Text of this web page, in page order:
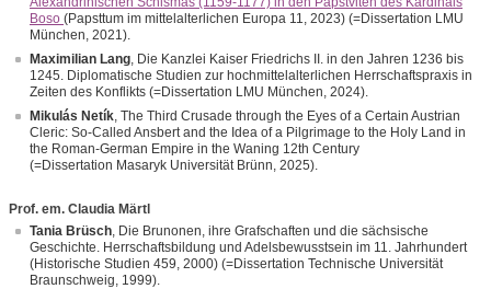
Boso (Papsttum im mittelalterlichen Europa 11, 2023) (=Dissertation LMU
München, 2021).
Maximilian Lang, Die Kanzlei Kaiser Friedrichs II. in den Jahren 1236 bis
1245. Diplomatische Studien zur hochmittelalterlichen Herrschaftspraxis in
Zeiten des Konflikts (=Dissertation LMU München, 2024).
Mikulás Netík, The Third Crusade through the Eyes of a Certain Austrian
Cleric: So-Called Ansbert and the Idea of a Pilgrimage to the Holy Land in
the Roman-German Empire in the Waning 12th Century
(=Dissertation Masaryk Universität Brünn, 2025).
Prof. em. Claudia Märtl
Tania Brüsch, Die Brunonen, ihre Grafschaften und die sächsische
Geschichte. Herrschaftsbildung und Adelsbewusstsein im 11. Jahrhundert
(Historische Studien 459, 2000) (=Dissertation Technische Universität
Braunschweig, 1999).